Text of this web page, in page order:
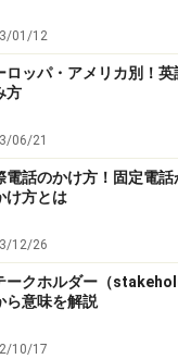
01/12
ロッパ・アメリカ別！英
方
06/21
電話のかけ方！固定電
け方とは
12/26
ークホルダー（
ら意味を解説
10/17